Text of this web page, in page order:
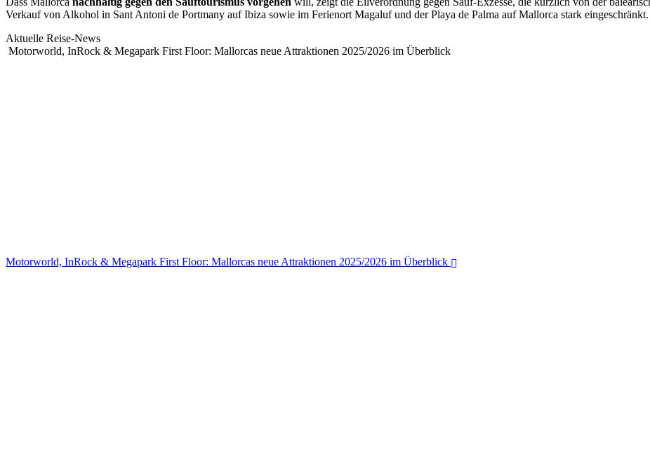
Verkauf von Alkohol in Sant Antoni de Portmany auf Ibiza sowie im Ferienort Magaluf und der Playa de Palma auf Mallorca stark eingeschränkt.
Aktuelle Reise-News
Motorworld, InRock & Megapark First Floor: Mallorcas neue Attraktionen 2025/2026 im Überblick
Motorworld, InRock & Megapark First Floor: Mallorcas neue Attraktionen 2025/2026 im Überblick